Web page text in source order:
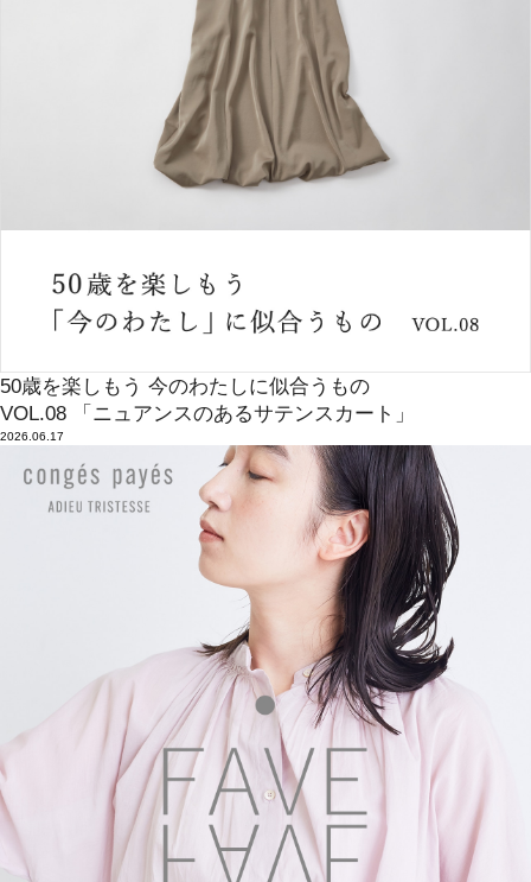
50歳を楽しもう 今のわたしに似合うもの
VOL.08 「ニュアンスのあるサテンスカート」
2026.06.17